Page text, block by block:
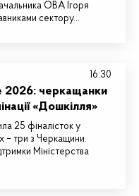
ОВА Ігоря
сектору…
2026: черкащанки
«Дошкілля»
25 фіналісток у
– три з Черкащини.
Міністерства
16:30